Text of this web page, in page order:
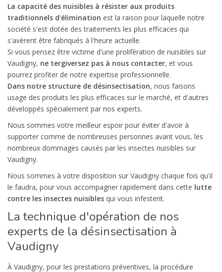
La capacité des nuisibles à résister aux produits
traditionnels d'élimination est la raison pour laquelle notre
société s'est dotée des traitements les plus efficaces qui
s'avèrent être fabriqués à l'heure actuelle.
Si vous pensez être victime d'une prolifération de nuisibles sur
Vaudigny, ne tergiversez pas à nous contacter, et vous
pourrez profiter de notre expertise professionnelle.
Dans notre structure de désinsectisation, nous faisons
usage des produits les plus efficaces sur le marché, et d'autres
développés spécialement par nos experts.
Nous sommes votre meilleur espoir pour éviter d'avoir à
supporter comme de nombreuses personnes avant vous, les
nombreux dommages causés par les insectes nuisibles sur
Vaudigny.
Nous sommes à votre disposition sur Vaudigny chaque fois qu'il
le faudra, pour vous accompagner rapidement dans cette lutte
contre les insectes nuisibles qui vous infestent.
La technique d'opération de nos
experts de la désinsectisation à
Vaudigny
À Vaudigny, pour les prestations préventives, la procédure